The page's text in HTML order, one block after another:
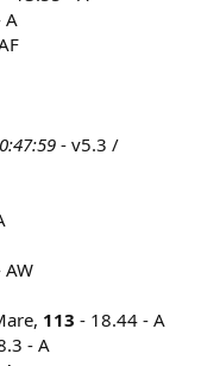
A
- v5.3 /
113 - 18.44 - A
- A